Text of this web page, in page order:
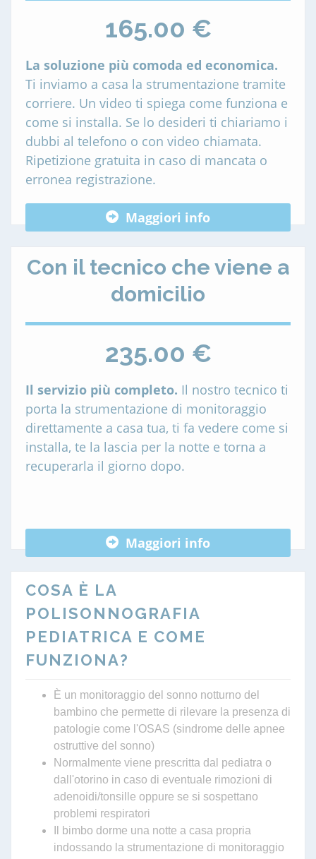
165.00 €
La soluzione più comoda ed economica.
Ti inviamo a casa la strumentazione tramite
corriere. Un video ti spiega come funziona e
come si installa. Se lo desideri ti chiariamo i
dubbi al telefono o con video chiamata.
Ripetizione gratuita in caso di mancata o
erronea registrazione.
Maggiori info
Con il tecnico che viene a
domicilio
235.00 €
Il servizio più completo. Il nostro tecnico ti
porta la strumentazione di monitoraggio
direttamente a casa tua, ti fa vedere come si
installa, te la lascia per la notte e torna a
recuperarla il giorno dopo.
Maggiori info
COSA È LA
POLISONNOGRAFIA
PEDIATRICA E COME
FUNZIONA?
È un monitoraggio del sonno notturno del
bambino che permette di rilevare la presenza di
patologie come l'OSAS (sindrome delle apnee
ostruttive del sonno)
Normalmente viene prescritta dal pediatra o
dall'otorino in caso di eventuale rimozioni di
adenoidi/tonsille oppure se si sospettano
problemi respiratori
Il bimbo dorme una notte a casa propria
indossando la strumentazione di monitoraggio